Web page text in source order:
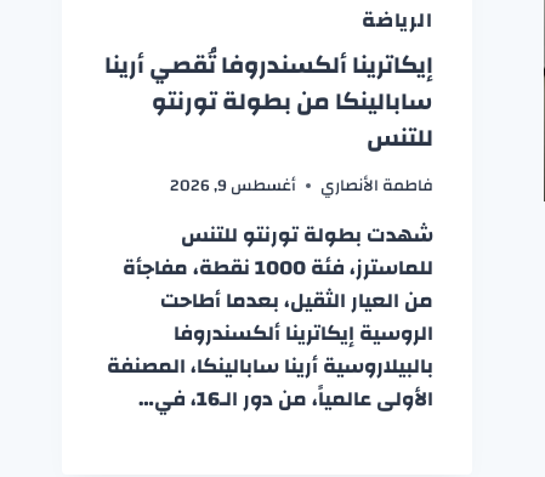
الرياضة
إيكاترينا ألكسندروفا تُقصي أرينا
سابالينكا من بطولة تورنتو
للتنس
فاطمة الأنصاري أغسطس 9, 2026
شهدت بطولة تورنتو للتنس
للماسترز، فئة 1000 نقطة، مفاجأة
من العيار الثقيل، بعدما أطاحت
الروسية إيكاترينا ألكسندروفا
بالبيلاروسية أرينا سابالينكا، المصنفة
الأولى عالمياً، من دور الـ16، في…